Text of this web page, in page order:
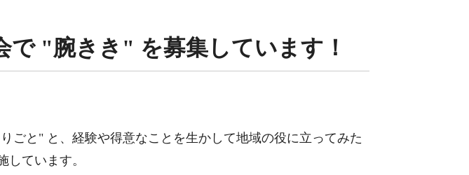
で "腕きき" を募集しています！
ごと" と、経験や得意なことを生かして地域の役に立ってみた
しています。